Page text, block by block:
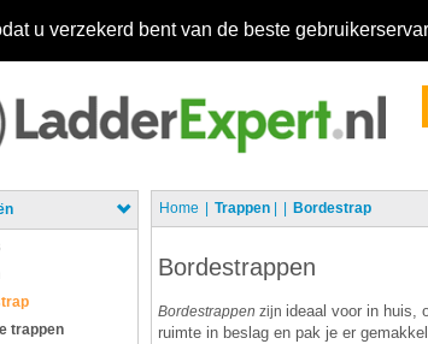
u verzekerd bent van de beste
trappen
Home Trappen Bordestrap
Bordestrappen
Bordestrappen zijn ideaal voor in huis,
ruimte in beslag en pak je er